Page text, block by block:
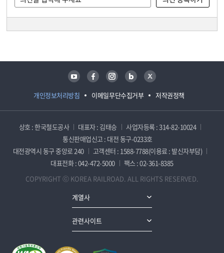
개인정보처리방침 이메일무단수집거부 저작권정책
유튜브 페이스북 인스타그램 블로그 트위터
상호 : 한국철도공사 대표자 : 김태승
사업자등록 : 314-82-10024
통신판매업신고 : 대전 동구-0233호
대전광역시 동구 중앙로 240
고객센터 : 1588-7788(이용료 : 발신자부담)
대표전화 : 042-472-5000
팩스 : 02-361-8385
COPYRIGHT ⓒ KOREA RAILROAD. ALL RIGHTS RESERVED.
계열사
관련사이트